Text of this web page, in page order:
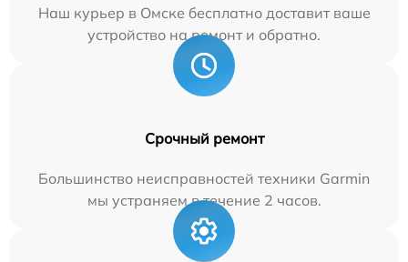
Наш курьер в Омске бесплатно доставит ваше
устройство на ремонт и обратно.
Срочный ремонт
Большинство неисправностей техники Garmin
мы устраняем в течение 2 часов.